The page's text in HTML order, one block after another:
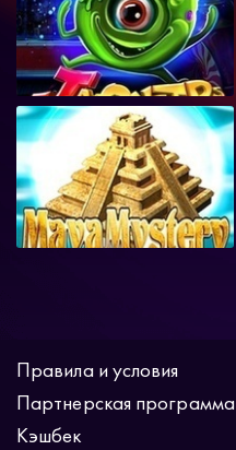
Правила и условия
Партнерская программа
Кэшбек